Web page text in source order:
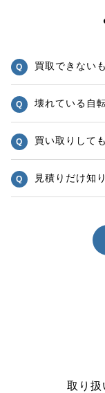
買取できない
壊れている自
買い取りして
見積りだけ知
取り扱